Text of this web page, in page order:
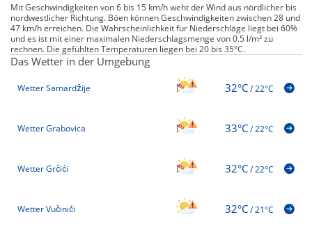
Mit Geschwindigkeiten von 6 bis 15 km/h weht der Wind aus nördlicher bis
nordwestlicher Richtung. Böen können Geschwindigkeiten zwischen 28 und
47 km/h erreichen. Die Wahrscheinlichkeit für Niederschläge liegt bei 60%
und es ist mit einer maximalen Niederschlagsmenge von 0.5 l/m² zu
rechnen. Die gefühlten Temperaturen liegen bei 20 bis 35°C.
Das Wetter in der Umgebung
Wetter Samardžije 32°C/22°C
Wetter Grabovica 33°C/22°C
Wetter Grčići 32°C/22°C
Wetter Vučinići 32°C/21°C